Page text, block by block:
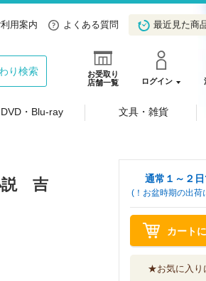
利用案内 よくある質問 最近見た商
お受取り
店舗一覧
ログイン
り検索
DVD・Blu-ray 文具・雑貨
説 吉
通常１～２
(！お盆時期の出荷
カート
★お気に入り